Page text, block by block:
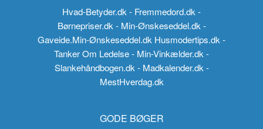
Hvad-Betyder.dk- Fremmedord.dk-
Børnepriser.dk - Min-Ønskeseddel.dk -
Gaveide.Min-Ønskeseddel.dk Husmodertips.dk-
Tanker Om Ledelse- Min-Vinkælder.dk-
Slankehåndbogen.dk - Madkalender.dk -
MestHverdag.dk
GODE BØGER